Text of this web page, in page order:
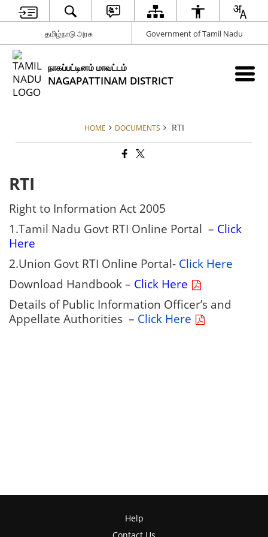
தமிழ்நாடு அரசு Government of Tamil Nadu
நாகப்பட்டினம் மாவட்டம்
NAGAPATTINAM DISTRICT
HOME DOCUMENTS RTI
RTI
Right to Information Act 2005
1.Tamil Nadu Govt RTI Online Portal – Click
Here
2.Union Govt RTI Online Portal- Click Here
Download Handbook – Click Here
Details of Public Information Officer’s and
Appellate Authorities – Click Here
Help